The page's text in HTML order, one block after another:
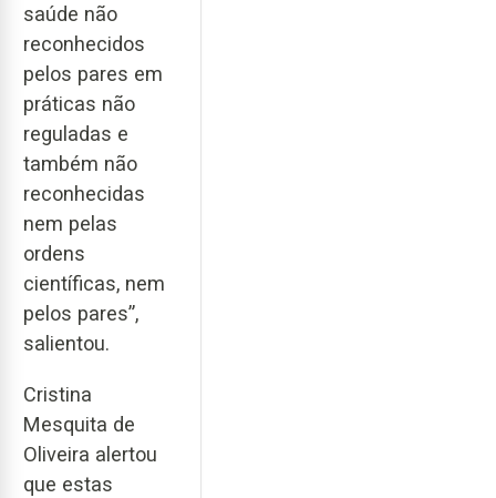
saúde não
reconhecidos
pelos pares em
práticas não
reguladas e
também não
reconhecidas
nem pelas
ordens
científicas, nem
pelos pares”,
salientou.
Cristina
Mesquita de
Oliveira alertou
que estas